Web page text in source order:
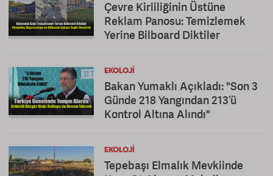
Çevre Kirliliğinin Üstüne
Reklam Panosu: Temizlemek
Yerine Bilboard Diktiler
EKOLOJI
Bakan Yumaklı Açıkladı: "Son 3
Günde 218 Yangından 213’ü
Kontrol Altına Alındı"
EKOLOJI
Tepebaşı Elmalık Mevkiinde